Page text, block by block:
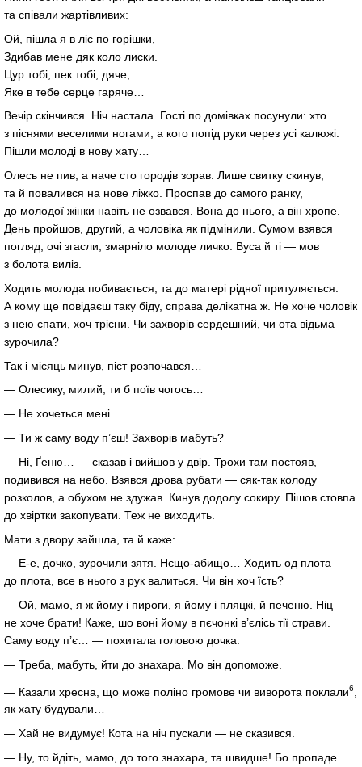
та співали жартівливих:
Ой, пішла я в ліс по горішки,
Здибав мене дяк коло лиски.
Цур тобі, пек тобі, дяче,
Яке в тебе серце гаряче…
Вечір скінчився. Ніч настала. Гості по домівках посунули: хто
з піснями веселими ногами, а кого попід руки через усі калюжі.
Пішли молоді в нову хату…
Олесь не пив, а наче сто городів зорав. Лише свитку скинув,
та й повалився на нове ліжко. Проспав до самого ранку,
до молодої жінки навіть не озвався. Вона до нього, а він хропе.
День пройшов, другий, а чоловіка як підмінили. Сумом взявся
погляд, очі згасли, змарніло молоде личко. Вуса й ті — мов
з болота виліз.
Ходить молода побивається, та до матері рідної притуляється.
А кому ще повідаєш таку біду, справа делікатна ж. Не хоче чоловік
з нею спати, хоч трісни. Чи захворів сердешний, чи ота відьма
зурочила?
Так і місяць минув, піст розпочався…
— Олесику, милий, ти б поїв чогось…
— Не хочеться мені…
— Ти ж саму воду п’єш! Захворів мабуть?
— Ні, Ґеню… — сказав і вийшов у двір. Трохи там постояв,
подивився на небо. Взявся дрова рубати — сяк-так колоду
розколов, а обухом не здужав. Кинув додолу сокиру. Пішов стовпа
до хвіртки закопувати. Теж не виходить.
Мати з двору зайшла, та й каже:
— Е-е, дочко, зурочили зятя. Нєщо-абищо… Ходить од плота
до плота, все в нього з рук валиться. Чи він хоч їсть?
— Ой, мамо, я ж йому і пироги, я йому і пляцкі, й печеню. Ніц
не хоче брати! Каже, шо воні йому в пєчонкі в’єлісь тії страви.
Саму воду п’є… — похитала головою дочка.
— Треба, мабуть, йти до знахара. Мо він допоможе.
— Казали хресна, що може поліно громове чи виворота поклали6
як хату будували…
— Хай не видумує! Кота на ніч пускали — не сказився.
— Ну, то йдіть, мамо, до того знахара, та швидше! Бо пропаде